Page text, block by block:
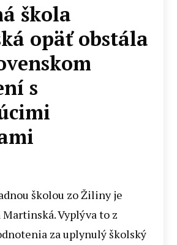
škola
opäť obstála
s
školou zo Žiliny je
Vyplýva to z
za uplynulý školský